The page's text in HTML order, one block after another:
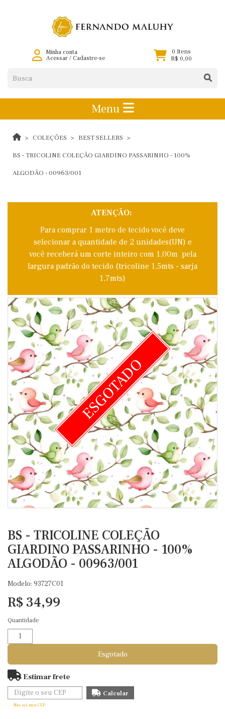
Minha conta
Acessar/ Cadastre-se
0 Itens
R$ 0,00
Menu
COLEÇÕES BEST SELLERS
BS - TRICOLINE COLEÇÃO GIARDINO PASSARINHO - 100%
ALGODÃO - 00963/001
ATENÇÃO:
Para comprar 1 metro de tecido você deve
selecionar a quantidade de 2 unidades(UN) e
você receberá um corte inteiro com 1,00m pela
largura padrão do tecido (tricoline 1,5mts - sarja
1,7mts)
ESGOTADO
BS - TRICOLINE COLEÇÃO
GIARDINO PASSARINHO - 100%
ALGODÃO - 00963/001
Modelo: 93727C01
R$ 34,99
Quantidade
Esgotado
Estimar frete
Não sei meu CEP